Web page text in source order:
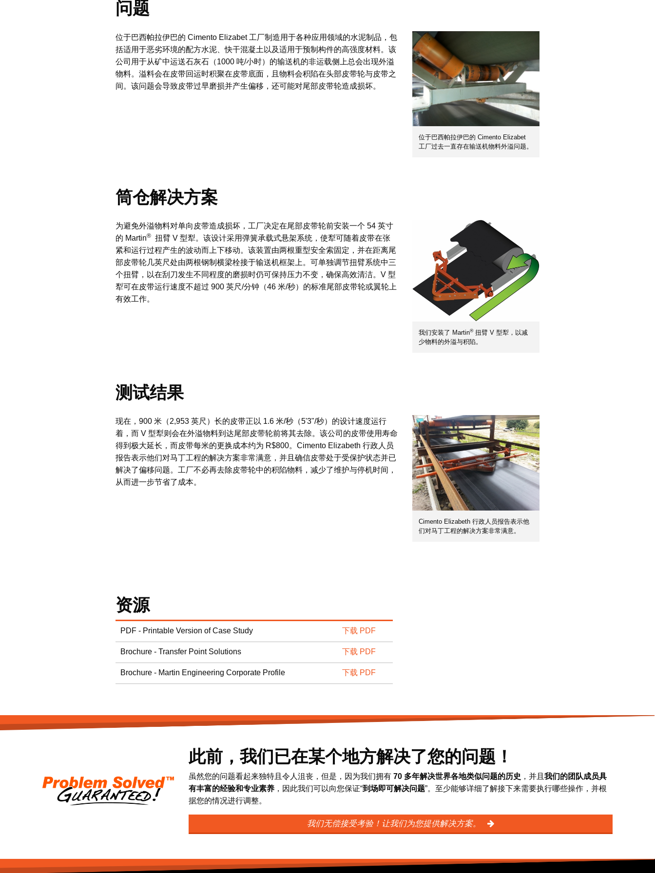
问题
位于巴西帕拉伊巴的 Cimento Elizabet
工厂过去一直存在输送机物料外溢问题。
位于巴西帕拉伊巴的 Cimento Elizabet 工厂制造用于各种应用领域的水泥制品，包
括适用于恶劣环境的配方水泥、快干混凝土以及适用于预制构件的高强度材料。该
公司用于从矿中运送石灰石（1000 吨/小时）的输送机的非运载侧上总会出现外溢
物料。溢料会在皮带回运时积聚在皮带底面，且物料会积陷在头部皮带轮与皮带之
间。该问题会导致皮带过早磨损并产生偏移，还可能对尾部皮带轮造成损坏。
筒仓解决方案
我们安装了 Martin®扭臂 V 型犁，以减
少物料的外溢与积陷。
为避免外溢物料对单向皮带造成损坏，工厂决定在尾部皮带轮前安装一个 54 英寸
的 Martin® 扭臂 V 型犁。该设计采用弹簧承载式悬架系统，使犁可随着皮带在张
紧和运行过程产生的波动而上下移动。该装置由两根重型安全索固定，并在距离尾
部皮带轮几英尺处由两根钢制横梁栓接于输送机框架上。可单独调节扭臂系统中三
个扭臂，以在刮刀发生不同程度的磨损时仍可保持压力不变，确保高效清洁。V 型
犁可在皮带运行速度不超过 900 英尺/分钟（46 米/秒）的标准尾部皮带轮或翼轮上
有效工作。
测试结果
Cimento Elizabeth 行政人员报告表示他
们对马丁工程的解决方案非常满意。
现在，900 米（2,953 英尺）长的皮带正以 1.6 米/秒（5'3"/秒）的设计速度运行
着，而 V 型犁则会在外溢物料到达尾部皮带轮前将其去除。该公司的皮带使用寿命
得到极大延长，而皮带每米的更换成本约为 R$800。Cimento Elizabeth 行政人员
报告表示他们对马丁工程的解决方案非常满意，并且确信皮带处于受保护状态并已
解决了偏移问题。工厂不必再去除皮带轮中的积陷物料，减少了维护与停机时间，
从而进一步节省了成本。
资源
PDF - Printable Version of Case Study 下载 PDF
Brochure - Transfer Point Solutions 下载 PDF
Brochure - Martin Engineering Corporate Profile 下载 PDF
此前，我们已在某个地方解决了您的问题！
虽然您的问题看起来独特且令人沮丧，但是，因为我们拥有 70 多年解决世界各地类似问题的历史 ，并且 我们的团队成员具
有丰富的经验和专业素养 ，因此我们可以向您保证“到场即可解决问题”。至少能够详细了解接下来需要执行哪些操作，并根
据您的情况进行调整。
我们无偿接受考验！让我们为您提供解决方案。